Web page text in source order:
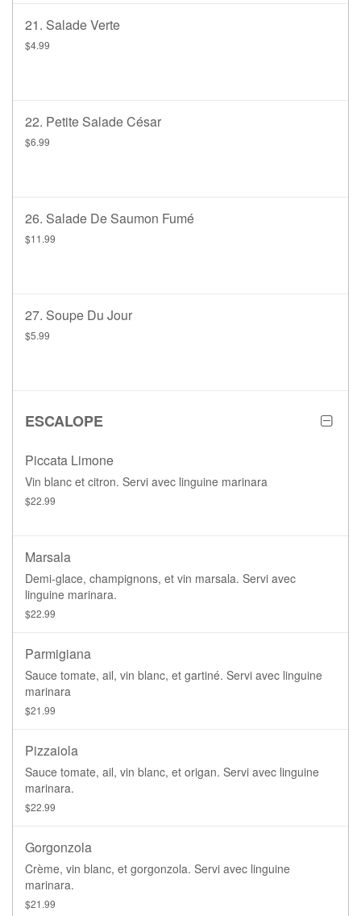
21. Salade Verte
$4.99
22. Petite Salade César
$6.99
26. Salade De Saumon Fumé
$11.99
27. Soupe Du Jour
$5.99
ESCALOPE
Piccata Limone
Vin blanc et citron. Servi avec linguine marinara
$22.99
Marsala
Demi-glace, champignons, et vin marsala. Servi avec
linguine marinara.
$22.99
Parmigiana
Sauce tomate, ail, vin blanc, et gartiné. Servi avec linguine
marinara
$21.99
Pizzaiola
Sauce tomate, ail, vin blanc, et origan. Servi avec linguine
marinara.
$22.99
Gorgonzola
Crème, vin blanc, et gorgonzola. Servi avec linguine
marinara.
$21.99